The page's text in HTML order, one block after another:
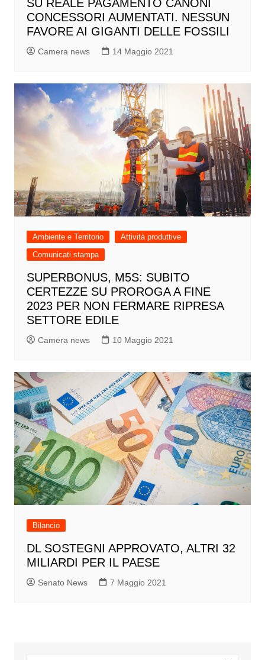
SU REALE PAGAMENTO CANONI
CONCESSORI AUMENTATI. NESSUN
FAVORE AI GIGANTI DELLE FOSSILI
Camera news 14 Maggio 2021
Ambiente e Territorio
Attività produttive
Comunicati stampa
SUPERBONUS, M5S: SUBITO
CERTEZZE SU PROROGA A FINE
2023 PER NON FERMARE RIPRESA
SETTORE EDILE
Camera news 10 Maggio 2021
Bilancio
DL SOSTEGNI APPROVATO, ALTRI 32
MILIARDI PER IL PAESE
Senato News 7 Maggio 2021